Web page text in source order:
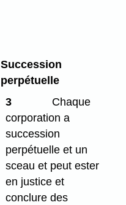
Succession
perpétuelle
3
Chaque
corporation a
succession
perpétuelle et un
sceau et peut ester
en justice et
conclure des